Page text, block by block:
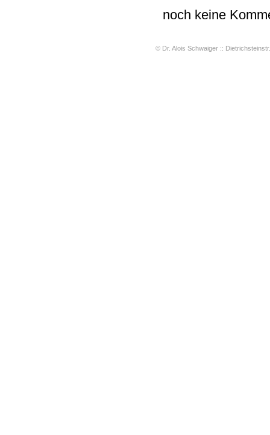
noch keine
© Dr. Alois Schwaiger ::